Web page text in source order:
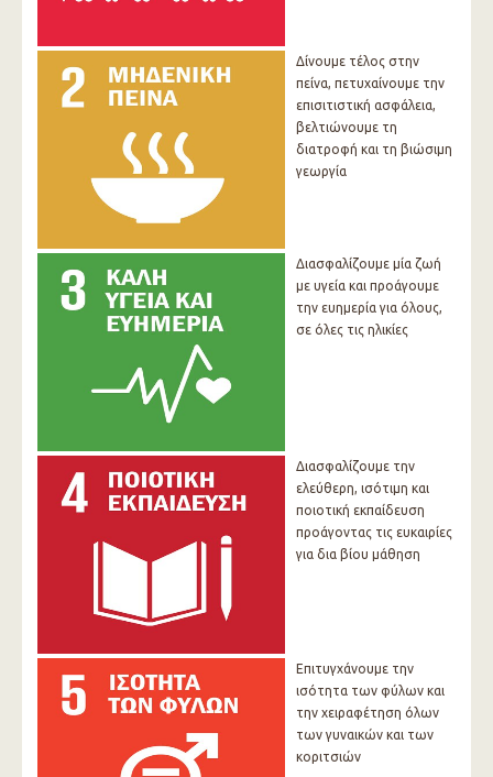
Δίνουμε τέλος στην
πείνα, πετυχαίνουμε την
επισιτιστική ασφάλεια,
βελτιώνουμε τη
διατροφή και τη βιώσιμη
γεωργία
Διασφαλίζουμε μία ζωή
με υγεία και προάγουμε
την ευημερία για όλους,
σε όλες τις ηλικίες
Διασφαλίζουμε την
ελεύθερη, ισότιμη και
ποιοτική εκπαίδευση
προάγοντας τις ευκαιρίες
για δια βίου μάθηση
Επιτυγχάνουμε την
ισότητα των φύλων και
την χειραφέτηση όλων
των γυναικών και των
κοριτσιών